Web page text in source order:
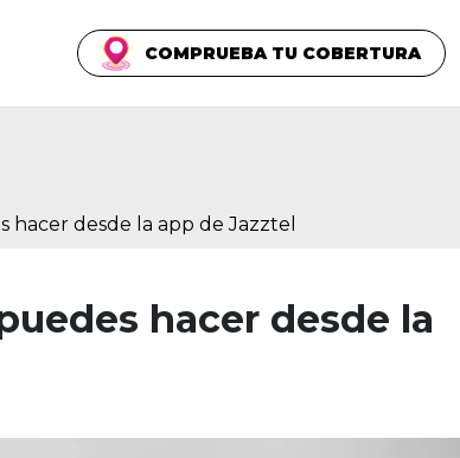
COMPRUEBA TU COBERTURA
desde la app de Jazztel
hacer desde la